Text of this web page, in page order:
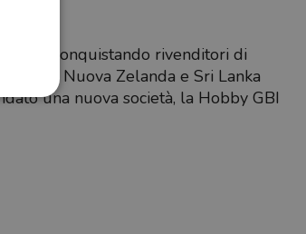
conquistando rivenditori di
Sud, Nuova Zelanda e Sri Lanka
una nuova società, la Hobby GBI